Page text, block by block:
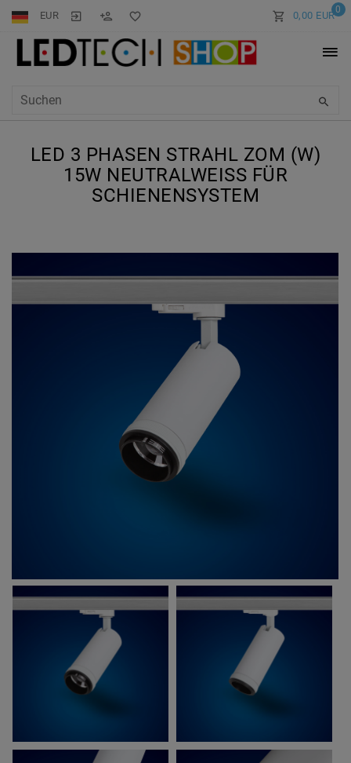
EUR 0
0,00 EUR
LED 3 PHASEN STRAHL ZOM (W)
15W NEUTRALWEISS FÜR S
CHIENENSYSTEM